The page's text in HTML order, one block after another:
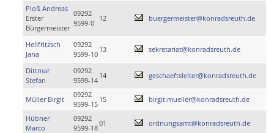
Ploß Andreas
Erster
Bürgermeister
09292
9599-0
12 buergermeister@konradsreuth.de
Hellfritzsch
Jana
09292
9599-10
13 sekretariat@konradsreuth.de
Dittmar
Stefan
09292
9599-14
14 geschaeftsleiter@konradsreuth.de
Müller Birgit
09292
9599-15
15 birgit.mueller@konradsreuth.de
Hübner
Marco
09292
9599-18
01 ordnungsamt@konradsreuth.de